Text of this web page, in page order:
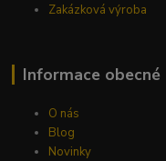
Zakázková výroba
Informace obecné
O nás
Blog
Novinky